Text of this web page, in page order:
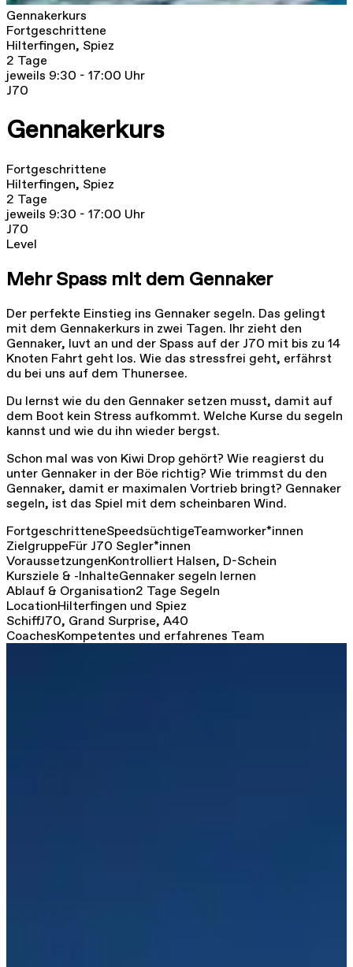
Gennakerkurs
Fortgeschrittene
Hilterfingen, Spiez
2 Tage
jeweils 9:30 - 17:00 Uhr
J70
Gennakerkurs
Fortgeschrittene
Hilterfingen, Spiez
2 Tage
jeweils 9:30 - 17:00 Uhr
J70
Level
Mehr Spass mit dem Gennaker
Der perfekte Einstieg ins Gennaker segeln. Das gelingt
mit dem Gennakerkurs in zwei Tagen. Ihr zieht den
Gennaker, luvt an und der Spass auf der J70 mit bis zu 14
Knoten Fahrt geht los. Wie das stressfrei geht, erfährst
du bei uns auf dem Thunersee.
Du lernst wie du den Gennaker setzen musst, damit auf
dem Boot kein Stress aufkommt. Welche Kurse du segeln
kannst und wie du ihn wieder bergst.
Schon mal was von Kiwi Drop gehört? Wie reagierst du
unter Gennaker in der Böe richtig? Wie trimmst du den
Gennaker, damit er maximalen Vortrieb bringt? Gennaker
segeln, ist das Spiel mit dem scheinbaren Wind.
FortgeschritteneSpeedsüchtigeTeamworker*innen
ZielgruppeFür J70 Segler*innen
VoraussetzungenKontrolliert Halsen, D-Schein
Kursziele & -InhalteGennaker segeln lernen
Ablauf & Organisation2 Tage Segeln
LocationHilterfingen und Spiez
SchiffJ70, Grand Surprise, A40
CoachesKompetentes und erfahrenes Team